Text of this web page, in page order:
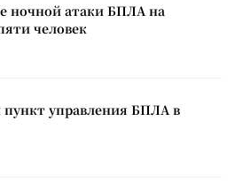
ночной атаки БПЛА на
человек
управления БПЛА в